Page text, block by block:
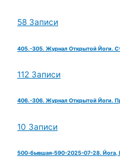
58 Записи
405.-305. Журнал Открытой Йоги.
112 Записи
406.-306. Журнал Открытой Йоги.
10 Записи
500-бывшая-590-2025-07-28. Йога,